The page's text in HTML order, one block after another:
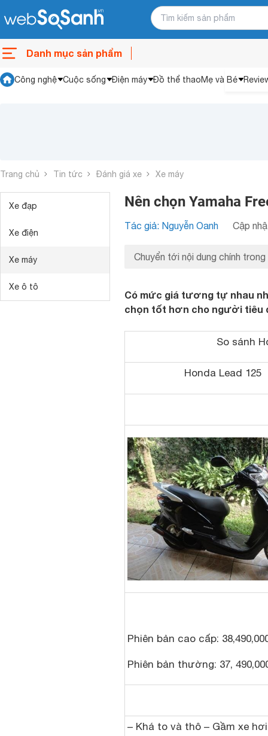
Danh mục sản phẩm
Công nghệ Cuộc sống Điện máy Đồ thể thaoMẹ và Bé
Trang chủ Tin tức Đánh giá xe Xe máy
Xe đạp
Xe điện
Xe máy
Xe ô tô
Nên chọn Yamaha
Tác giả: Nguyễn Oanh Cập
Chuyển tới nội dung chính trong
Có mức giá tương tự nhau
chọn tốt hơn cho người tiêu
So sánh
Honda Lead 125
Phiên bản cao cấp:
Phiên bản thường: 37,
– Khá to và thô – Gầm xe